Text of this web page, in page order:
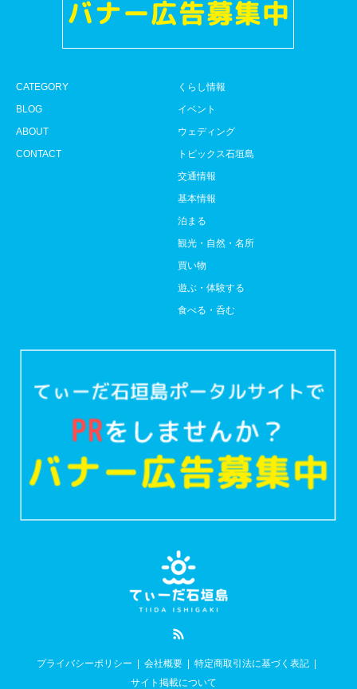
CATEGORY
BLOG
ABOUT
CONTACT
くらし情報
イベント
ウェディング
トピックス石垣島
交通情報
基本情報
泊まる
観光・自然・名所
買い物
遊ぶ・体験する
食べる・呑む
プライバシーポリシー 会社概要
特定商取引法に基づく表記
サイト掲載について